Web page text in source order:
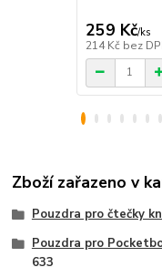
259 Kč/ks
214 Kč bez
Zboží zařazeno v
Pouzdra pro čtečky
Pouzdra pro
633